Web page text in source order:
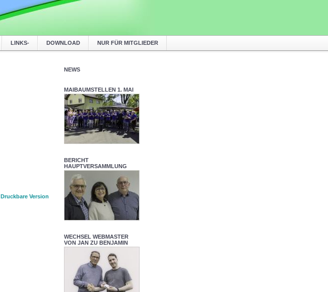
LINKS- DOWNLOAD NUR FÜR MITGLIEDER
Druckbare Version
NEWS
MAIBAUMSTELLEN 1. MAI
BERICHT
HAUPTVERSAMMLUNG
WECHSEL WEBMASTER
VON JAN ZU BENJAMIN